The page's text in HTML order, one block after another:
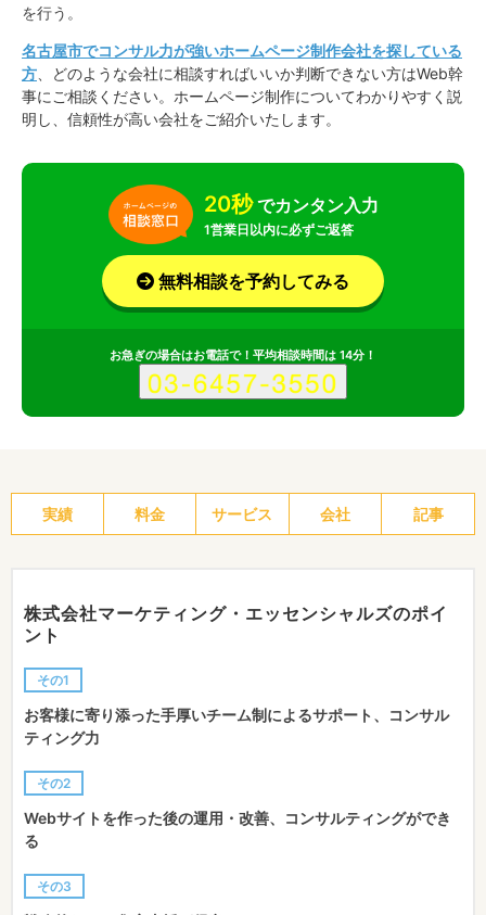
を行う。
名古屋市でコンサル力が強いホームページ制作会社を探している
方 、どのような会社に相談すればいいか判断できない方はWeb幹
事にご相談ください。ホームページ制作についてわかりやすく説
明し、信頼性が高い会社をご紹介いたします。
20秒でカンタン入力
1営業日以内に必ずご返答
無料相談を予約してみる
お急ぎの場合はお電話で！平均相談時間は 14分！
実績 料金 サービス 会社 記事
株式会社マーケティング・エッセンシャルズのポイ
ント
その1
お客様に寄り添った手厚いチーム制によるサポート、コンサル
ティング力
その2
Webサイトを作った後の運用・改善、コンサルティングができ
る
その3